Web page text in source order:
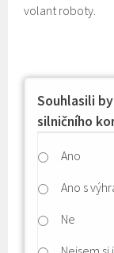
volant roboty.
Souhlasili
silničního
Ano
Ano s
Ne